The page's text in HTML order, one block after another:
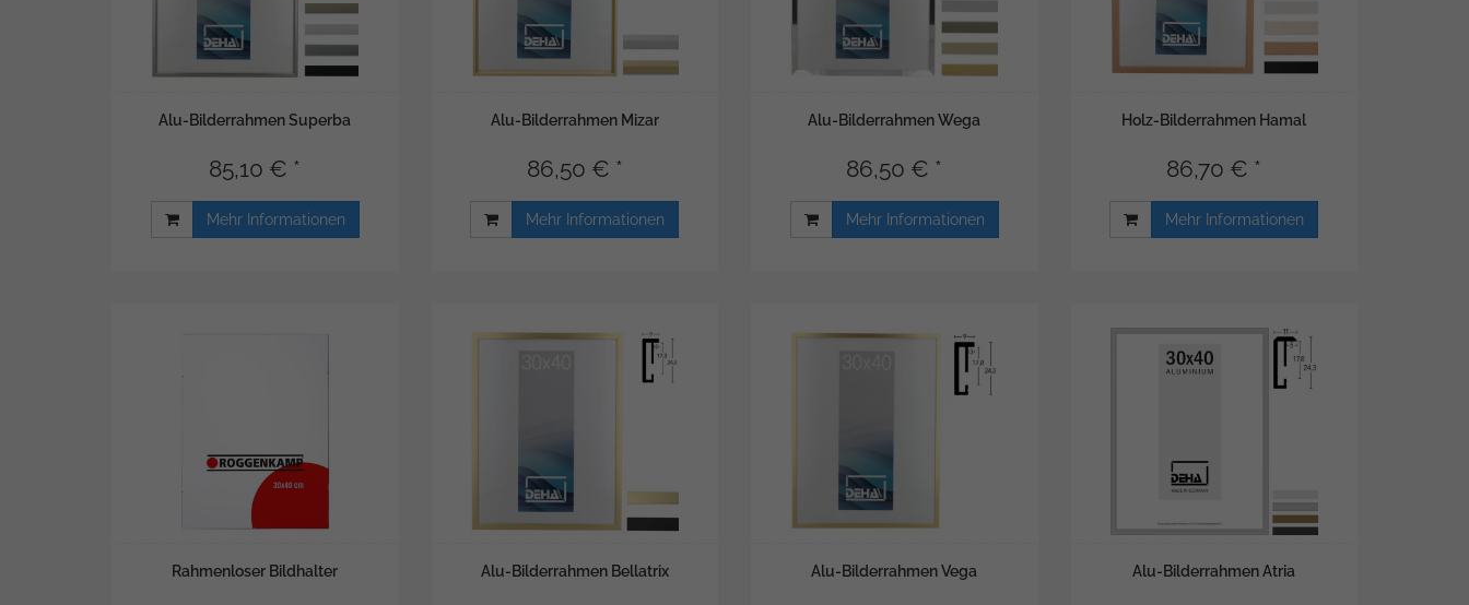
Alu-Bilderrahmen Superba
85,10 € *
Mehr Informationen
Alu-Bilderrahmen Mizar
86,50 € *
Mehr Informationen
Alu-Bilderrahmen Wega
86,50 € *
Mehr Informationen
Holz-Bilderrahmen Hamal
86,70 € *
Mehr Informationen
Rahmenloser Bildhalter Alu-Bilderrahmen Bellatrix Alu-Bilderrahmen Vega Alu-Bilderrahmen Atria